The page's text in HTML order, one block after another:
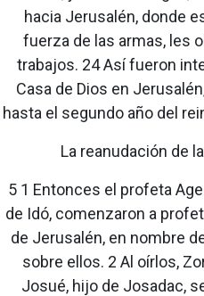
hacia Jerusalén, donde
fuerza de las armas, les
trabajos. 24 Así fueron
Casa de Dios en
hasta el segundo año del
La reanudación de
5 1 Entonces el profeta
de Idó, comenzaron a
de Jerusalén, en nombre
sobre ellos. 2 Al oírlos,
Josué, hijo de Josadac,